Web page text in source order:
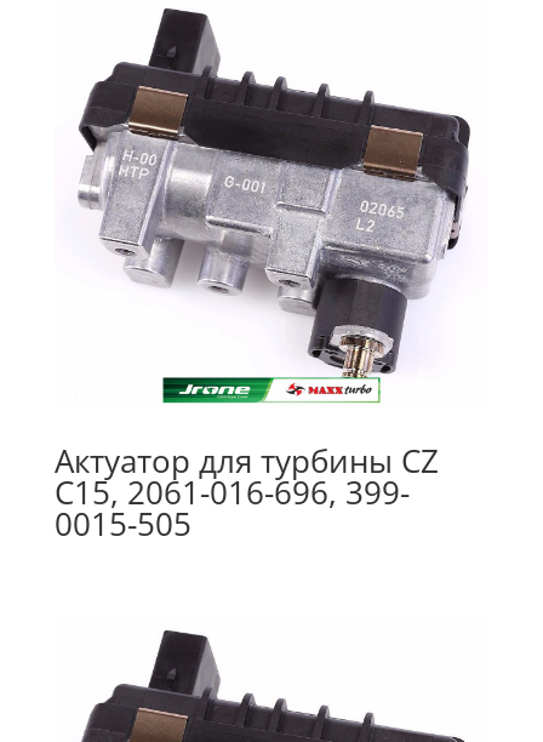
Актуатор для турбины CZ
C15, 2061-016-696, 399-
0015-505